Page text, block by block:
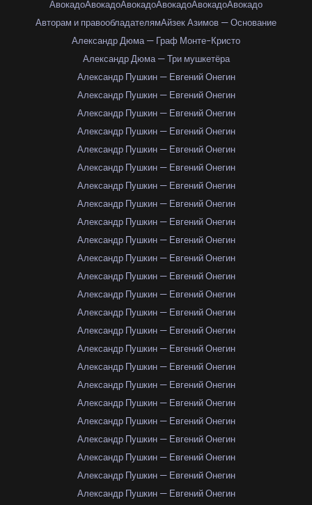
АвокадоАвокадоАвокадоАвокадоАвокадоАвокадо
Авторам и правообладателямАйзек Азимов — Основание
Александр Дюма — Граф Монте-Кристо
Александр Дюма — Три мушкетёра
Александр Пушкин — Евгений Онегин
Александр Пушкин — Евгений Онегин
Александр Пушкин — Евгений Онегин
Александр Пушкин — Евгений Онегин
Александр Пушкин — Евгений Онегин
Александр Пушкин — Евгений Онегин
Александр Пушкин — Евгений Онегин
Александр Пушкин — Евгений Онегин
Александр Пушкин — Евгений Онегин
Александр Пушкин — Евгений Онегин
Александр Пушкин — Евгений Онегин
Александр Пушкин — Евгений Онегин
Александр Пушкин — Евгений Онегин
Александр Пушкин — Евгений Онегин
Александр Пушкин — Евгений Онегин
Александр Пушкин — Евгений Онегин
Александр Пушкин — Евгений Онегин
Александр Пушкин — Евгений Онегин
Александр Пушкин — Евгений Онегин
Александр Пушкин — Евгений Онегин
Александр Пушкин — Евгений Онегин
Александр Пушкин — Евгений Онегин
Александр Пушкин — Евгений Онегин
Александр Пушкин — Евгений Онегин